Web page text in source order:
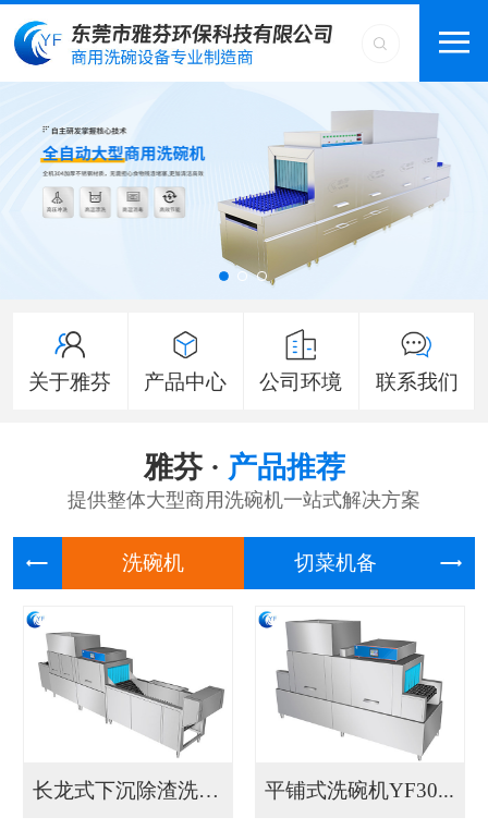
关于雅芬 产品中心 公司环境 联系我们
雅芬 · 产品推荐
提供整体大型商用洗碗机一站式解决方案
洗碗机 切菜机
长龙式下沉除渣洗碗机... 平铺式洗碗机YF30...